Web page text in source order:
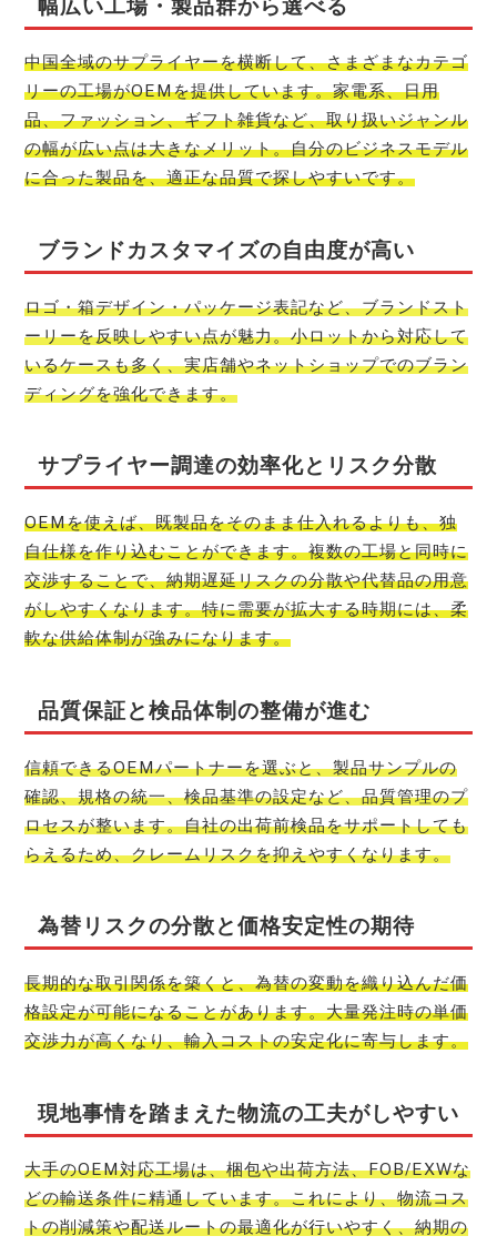
幅広い工場・製品群から選べる
中国全域のサプライヤーを横断して、さまざまなカテゴ
リーの工場がOEMを提供しています。家電系、日用
品、ファッション、ギフト雑貨など、取り扱いジャンル
の幅が広い点は大きなメリット。自分のビジネスモデル
に合った製品を、適正な品質で探しやすいです。
ブランドカスタマイズの自由度が高い
ロゴ・箱デザイン・パッケージ表記など、ブランドスト
ーリーを反映しやすい点が魅力。小ロットから対応して
いるケースも多く、実店舗やネットショップでのブラン
ディングを強化できます。
サプライヤー調達の効率化とリスク分散
OEMを使えば、既製品をそのまま仕入れるよりも、独
自仕様を作り込むことができます。複数の工場と同時に
交渉することで、納期遅延リスクの分散や代替品の用意
がしやすくなります。特に需要が拡大する時期には、柔
軟な供給体制が強みになります。
品質保証と検品体制の整備が進む
信頼できるOEMパートナーを選ぶと、製品サンプルの
確認、規格の統一、検品基準の設定など、品質管理のプ
ロセスが整います。自社の出荷前検品をサポートしても
らえるため、クレームリスクを抑えやすくなります。
為替リスクの分散と価格安定性の期待
長期的な取引関係を築くと、為替の変動を織り込んだ価
格設定が可能になることがあります。大量発注時の単価
交渉力が高くなり、輸入コストの安定化に寄与します。
現地事情を踏まえた物流の工夫がしやすい
大手のOEM対応工場は、梱包や出荷方法、FOB/EXWな
どの輸送条件に精通しています。これにより、物流コス
トの削減策や配送ルートの最適化が行いやすく、納期の